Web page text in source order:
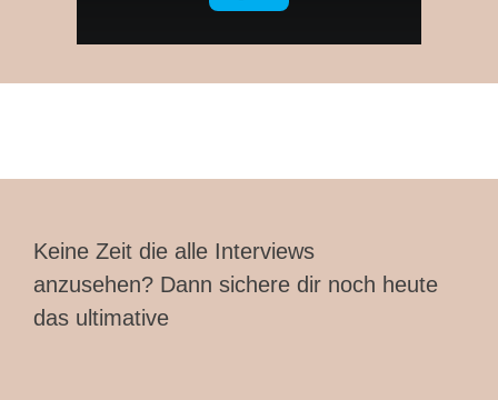
Keine Zeit die alle Interviews
anzusehen? Dann sichere dir noch heute
das ultimative